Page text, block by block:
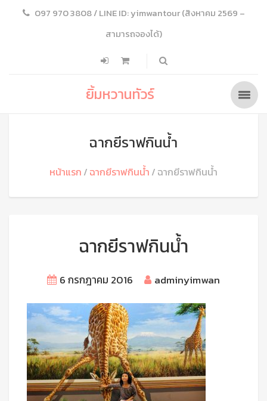
097 970 3808 / LINE ID: yimwantour (สิงหาคม 2569 –
สามารถจองได้)
ยิ้มหวานทัวร์
ฉากยีราฟกินน้ำ
หน้าแรก ฉากยีราฟกินน้ำ ฉากยีราฟกินน้ำ
ฉากยีราฟกินน้ำ
6 กรกฎาคม 2016 adminyimwan